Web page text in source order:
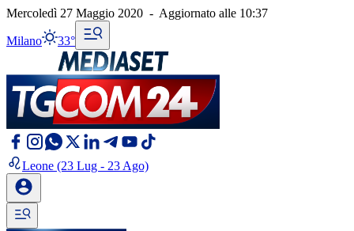
Mercoledì 27 Maggio 2020 - Aggiornato alle 10:37
Milano 33°
Leone (23 Lug - 23 Ago)